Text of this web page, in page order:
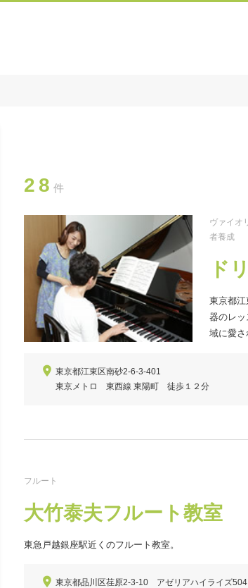
28 件
ヴァイオ
者養成
ド
東京都
器のレ
域に愛さ
東京都江東区南砂2-6-3-401
東京メトロ 東西線 東陽町 徒歩１２分
フルート
大竹泰夫フルート教室
東急戸越銀座駅近くのフルート教室。
東京都品川区荏原2-3-10 アゼリアハイライズ504